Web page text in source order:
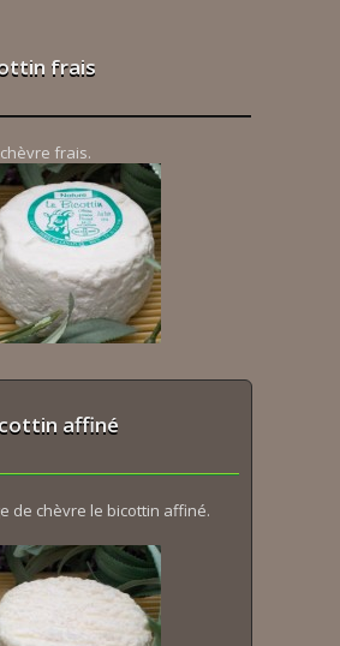
frais
frais.
affiné
de chèvre le bicottin affiné.